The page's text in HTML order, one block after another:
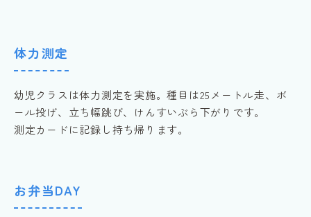
体力測定
幼児クラスは体力測定を実施。種目は25メートル走、ボ
ール投げ、立ち幅跳び、けんすいぶら下がりです。
測定カードに記録し持ち帰ります。
お弁当DAY